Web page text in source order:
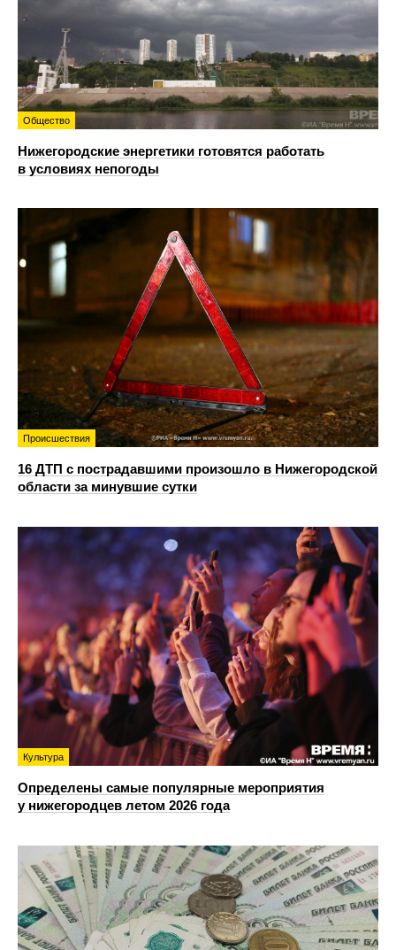
Общество
Нижегородские энергетики готовятся работать
в условиях непогоды
Происшествия
16 ДТП с пострадавшими произошло в Нижегородской
области за минувшие сутки
Культура
Определены самые популярные мероприятия
у нижегородцев летом 2026 года